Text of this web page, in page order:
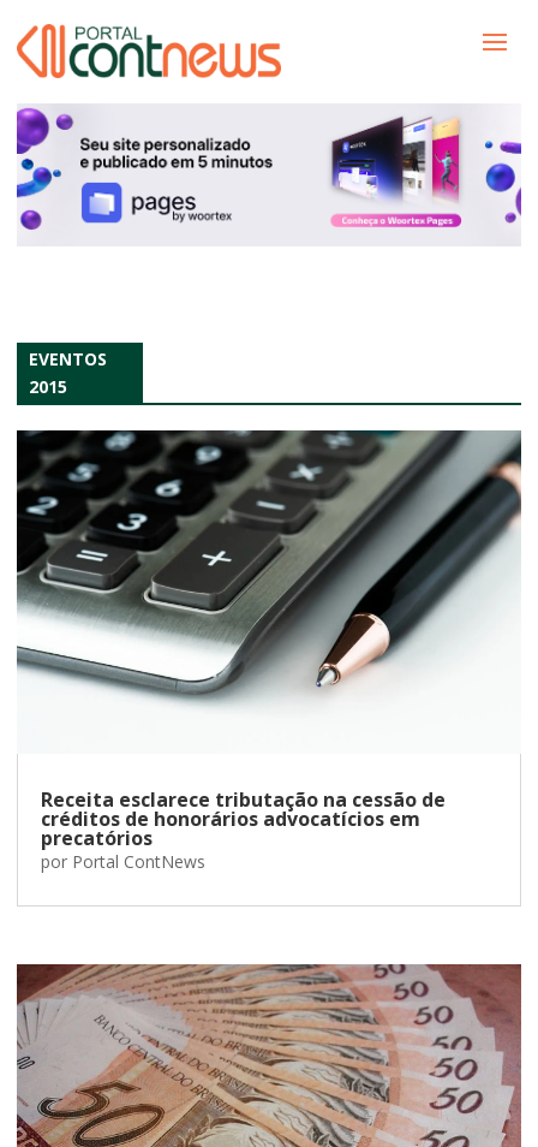
EVENTOS
2015
Receita esclarece tributação na cessão de
créditos de honorários advocatícios em
precatórios
por Portal ContNews